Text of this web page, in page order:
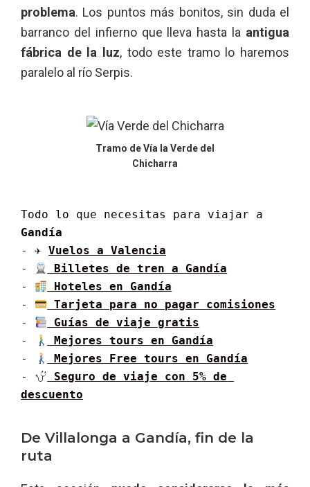
problema. Los puntos más bonitos, sin duda el
barranco del infierno que lleva hasta la antigua
fábrica de la luz, todo este tramo lo haremos
paralelo al río Serpis.
Tramo de Vía la Verde del
Chicharra
Gandía
- ✈ Vuelos a Valencia
-
Billetes de tren a Gandía
-
Hoteles en Gandía
-
Tarjeta para no pagar comisiones
-
Guías de viaje gratis
-
Mejores tours en Gandía
-
Mejores Free tours en Gandía
-
Seguro de viaje con 5% de
descuento
De Villalonga a Gandía, fin de la
ruta